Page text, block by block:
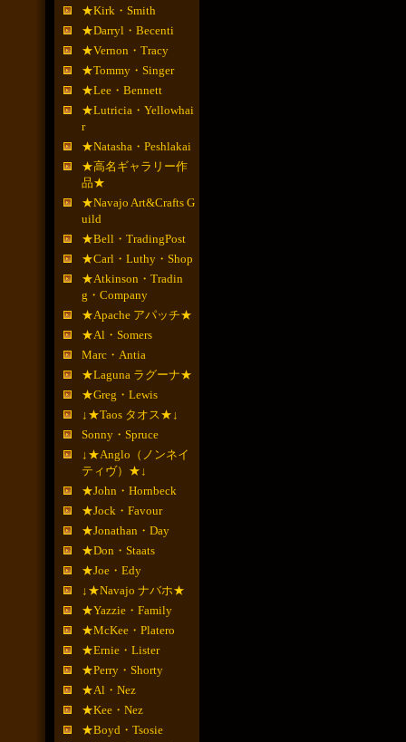
★Kirk・Smith
★Darryl・Becenti
★Vernon・Tracy
★Tommy・Singer
★Lee・Bennett
★Lutricia・Yellowhai
r
★Natasha・Peshlakai
★高名ギャラリー作
品★
★Navajo Art&Crafts G
uild
★Bell・TradingPost
★Carl・Luthy・Shop
★Atkinson・Tradin
g・Company
★Apache アパッチ★
★Al・Somers
Marc・Antia
★Laguna ラグーナ★
★Greg・Lewis
↓★Taos タオス★↓
Sonny・Spruce
↓★Anglo（ノンネイ
ティヴ）★↓
★John・Hornbeck
★Jock・Favour
★Jonathan・Day
★Don・Staats
★Joe・Edy
↓★Navajo ナバホ★
★Yazzie・Family
★McKee・Platero
★Ernie・Lister
★Perry・Shorty
★Al・Nez
★Kee・Nez
★Boyd・Tsosie